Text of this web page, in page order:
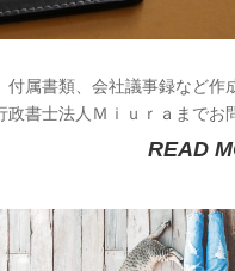
付属書類、会社議事録など作
書士法人Ｍｉｕｒａまでお
せ〒264-0028 千葉県千葉市
READ